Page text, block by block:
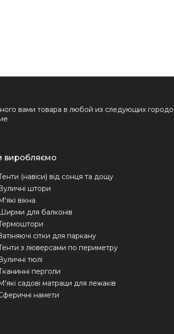
вами товара в любой из следующих
виробляємо
(навіси) від сонця та дощу
штори
вікна
для балконів
сітки для паркану
з люверсами по периметру
тюлі
перголи
садові матраци для лежаків
намети